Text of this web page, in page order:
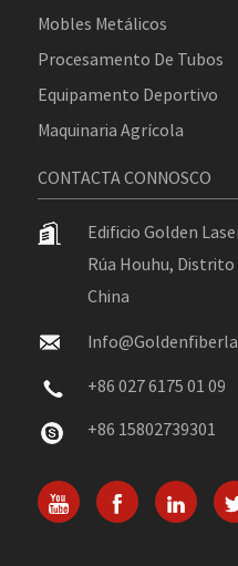
Mobles Metálicos
Procesamento De Tubos
Equipamento Deportivo
Maquinaria Agrícola
CONTACTA CONNOSCO
Edificio Golden
Rúa Houhu, Distrito
China
+86 027 6175 01 09
+86 15802739301